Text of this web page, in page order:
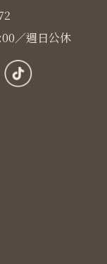
／週日公休